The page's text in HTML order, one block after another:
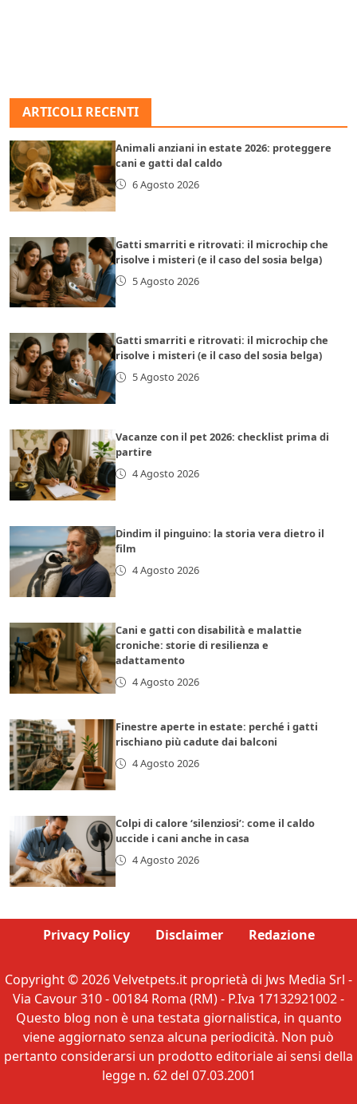
ARTICOLI RECENTI
Animali anziani in estate 2026: proteggere
cani e gatti dal caldo
6 Agosto 2026
Gatti smarriti e ritrovati: il microchip che
risolve i misteri (e il caso del sosia belga)
5 Agosto 2026
Gatti smarriti e ritrovati: il microchip che
risolve i misteri (e il caso del sosia belga)
5 Agosto 2026
Vacanze con il pet 2026: checklist prima di
partire
4 Agosto 2026
Dindim il pinguino: la storia vera dietro il
film
4 Agosto 2026
Cani e gatti con disabilità e malattie
croniche: storie di resilienza e
adattamento
4 Agosto 2026
Finestre aperte in estate: perché i gatti
rischiano più cadute dai balconi
4 Agosto 2026
Colpi di calore ‘silenziosi’: come il caldo
uccide i cani anche in casa
4 Agosto 2026
Privacy Policy Disclaimer Redazione
Copyright © 2026 Velvetpets.it proprietà di Jws Media Srl -
Via Cavour 310 - 00184 Roma (RM) - P.Iva 17132921002 -
Questo blog non è una testata giornalistica, in quanto
viene aggiornato senza alcuna periodicità. Non può
pertanto considerarsi un prodotto editoriale ai sensi della
legge n. 62 del 07.03.2001